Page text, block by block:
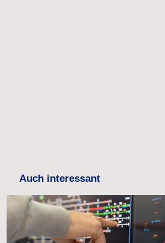
Auch interessant